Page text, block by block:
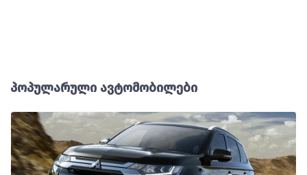
პოპულარული ავტომობილები